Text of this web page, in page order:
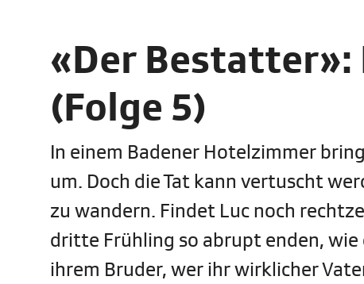
«Der Bestatter»:
(Folge 5)
In einem Badener Hotelzimmer
um. Doch die Tat kann vertuscht
zu wandern. Findet Luc noch
dritte Frühling so abrupt enden,
ihrem Bruder, wer ihr wirklicher